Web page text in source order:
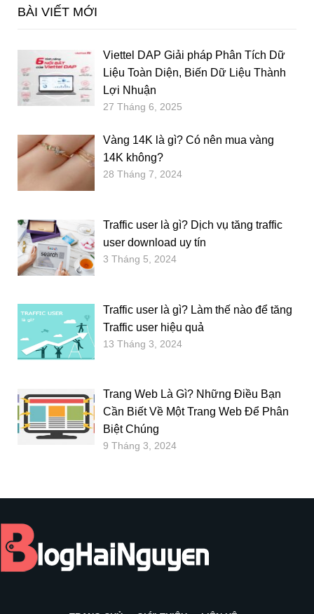
BÀI VIẾT MỚI
Viettel DAP Giải pháp Phân Tích Dữ
Liệu Toàn Diện, Biến Dữ Liệu Thành
Lợi Nhuận
27 Tháng 6, 2025
Vàng 14K là gì? Có nên mua vàng
14K không?
28 Tháng 7, 2024
Traffic user là gì? Dịch vụ tăng traffic
user download uy tín
3 Tháng 5, 2024
Traffic user là gì? Làm thế nào để tăng
Traffic user hiệu quả
13 Tháng 3, 2024
Trang Web Là Gì? Những Điều Bạn
Cần Biết Về Một Trang Web Để Phân
Biệt Chúng
9 Tháng 3, 2024